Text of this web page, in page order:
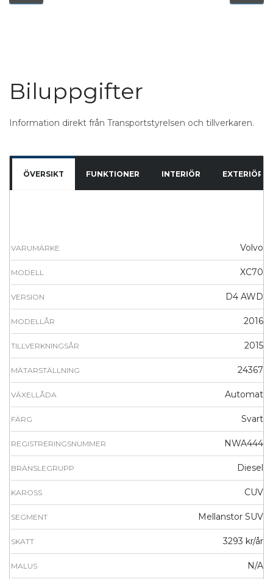
Biluppgifter
Information direkt från Transportstyrelsen och tillverkaren.
ÖVERSIKT FUNKTIONER INTERIÖR EXTERIÖR
VARUMÄRKE Volvo
MODELL XC70
VERSION D4 AWD
MODELLÅR 2016
TILLVERKNINGSÅR 2015
MÄTARSTÄLLNING 24367
VÄXELLÅDA Automat
FÄRG Svart
REGISTRERINGSNUMMER NWA444
BRÄNSLEGRUPP Diesel
KAROSS CUV
SEGMENT Mellanstor SUV
SKATT 3293 kr/år
MALUS N/A